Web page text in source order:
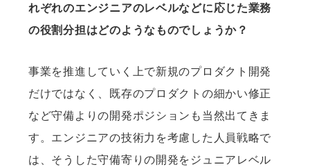
れぞれのエンジニアのレベルなどに応じた業務
の役割分担はどのようなものでしょうか？
事業を推進していく上で新規のプロダクト開発
だけではなく、既存のプロダクトの細かい修正
など守備よりの開発ポジションも当然出てきま
す。エンジニアの技術力を考慮した人員戦略で
は、そうした守備寄りの開発をジュニアレベル